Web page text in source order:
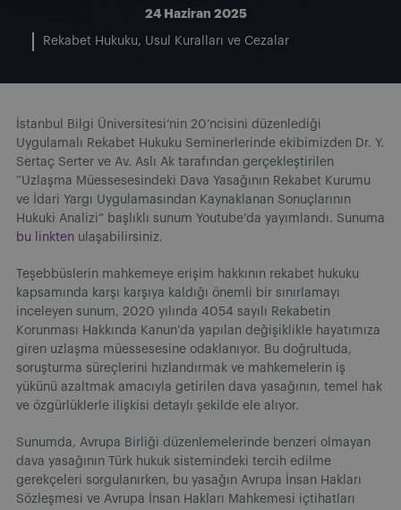
24 Haziran 2025
Rekabet Hukuku Usul Kuralları ve Cezalar
İstanbul Bilgi Üniversitesi’nin 20’ncisini düzenlediği
Uygulamalı Rekabet Hukuku Seminerlerinde ekibimizden Dr. Y.
Sertaç Serter ve Av. Aslı Ak tarafından gerçekleştirilen
“Uzlaşma Müessesesindeki Dava Yasağının Rekabet Kurumu
ve İdari Yargı Uygulamasından Kaynaklanan Sonuçlarının
Hukuki Analizi” başlıklı sunum Youtube’da yayımlandı. Sunuma
bu linkten ulaşabilirsiniz.
Teşebbüslerin mahkemeye erişim hakkının rekabet hukuku
kapsamında karşı karşıya kaldığı önemli bir sınırlamayı
inceleyen sunum, 2020 yılında 4054 sayılı Rekabetin
Korunması Hakkında Kanun’da yapılan değişiklikle hayatımıza
giren uzlaşma müessesesine odaklanıyor. Bu doğrultuda,
soruşturma süreçlerini hızlandırmak ve mahkemelerin iş
yükünü azaltmak amacıyla getirilen dava yasağının, temel hak
ve özgürlüklerle ilişkisi detaylı şekilde ele alıyor.
Sunumda, Avrupa Birliği düzenlemelerinde benzeri olmayan
dava yasağının Türk hukuk sistemindeki tercih edilme
gerekçeleri sorgulanırken, bu yasağın Avrupa İnsan Hakları
Sözleşmesi ve Avrupa İnsan Hakları Mahkemesi içtihatları